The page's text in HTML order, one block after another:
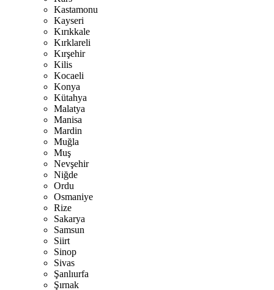
Kastamonu
Kayseri
Kırıkkale
Kırklareli
Kırşehir
Kilis
Kocaeli
Konya
Kütahya
Malatya
Manisa
Mardin
Muğla
Muş
Nevşehir
Niğde
Ordu
Osmaniye
Rize
Sakarya
Samsun
Siirt
Sinop
Sivas
Şanlıurfa
Şırnak